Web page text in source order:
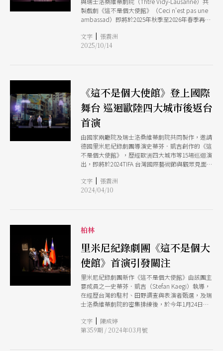
製戲劇《這不是個大使館》（Ceci n'est pas une
ambassad）即將於2025年秋季至2026年春季再次
藝術節（Festival Sens Interdits）策肋定劇院
（Thtre des Clstins）登場。
文字 | 張震洲
2025/10/14
《這不是個大使館》登上國際
舞台 巡迴歐陸四大城市後返台
首演
由國家兩廳院及瑞士洛桑維蒂劇院共同製作，邀請
德國里米尼紀錄劇團導演史蒂芬．凱吉創作的《這
不是個大使館》，歷經歐洲四大城市等15場巡迴演
出，即將於2024TIFA 台灣國際藝術節與觀眾見面。
國外交處境及政治發展歷史與現況搬上國際舞台。
文字 | 張震洲
2024/04/10
柏林
里米尼紀錄劇團《這不是個大
使館》首演引發關注
里米尼紀錄劇團新作《這不是個大使館》由該團主
要成員之一史蒂芬．凱吉（Stefan Kaegi）執導，
在經歷台灣的駐村、田野調查與表演者甄選，及瑞
士洛桑維蒂劇院的密集排練後，於今年1月24日於
真實世界的紀錄式劇場文本、聲音、互動式裝置，
在不同文化背景的城市環境中，建立多樣性的創作
文字 | 陳成婷
第359期 / 2024年03月號